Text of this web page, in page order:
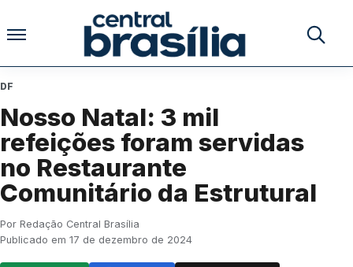
Pular para o conteúdo
Buscar
DF
Nosso Natal: 3 mil
refeições foram servidas
no Restaurante
Comunitário da Estrutural
Por Redação Central Brasília
Publicado em 17 de dezembro de 2024